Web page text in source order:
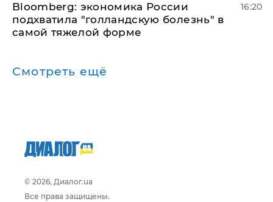
Bloomberg: экономика России
подхватила "голландскую болезнь" в
самой тяжелой форме
16:20
Смотреть ещё
© 2026, Диалог.ua
Все права защищены.